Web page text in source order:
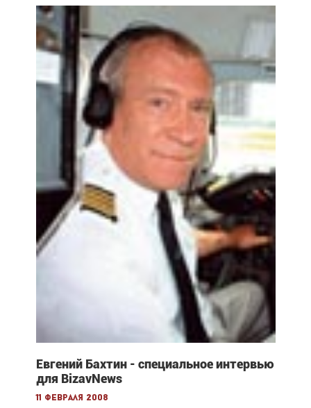
Евгений Бахтин - специальное интервью
для BizavNews
11 февраля 2008